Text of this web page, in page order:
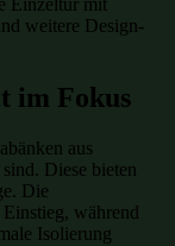
Einzeltür mit
weitere Design-
im Fokus
aus
Diese bieten
Die
während
Isolierung